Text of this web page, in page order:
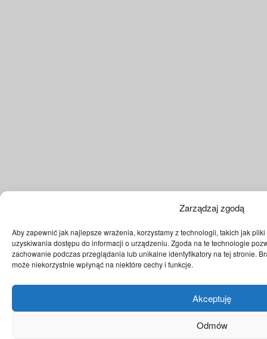
Zarządzaj zgodą
Aby zapewnić jak najlepsze wrażenia, korzystamy z technologii, takich jak
uzyskiwania dostępu do informacji o urządzeniu. Zgoda na te technologie
zachowanie podczas przeglądania lub unikalne identyfikatory na tej stronie.
może niekorzystnie wpłynąć na niektóre cechy i funkcje.
Akceptuję
Odmów